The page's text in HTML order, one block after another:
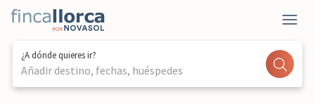
¿A dónde quieres ir?
Añadir destino, fechas, huéspedes
1 / 29